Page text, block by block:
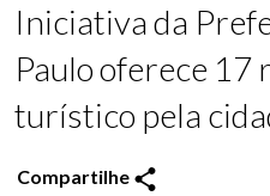
Iniciativa da
Paulo oferece 17
turístico pela
Compartilhe